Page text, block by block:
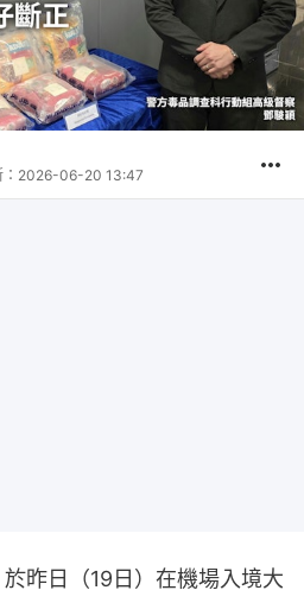
2026-06-20 13:47
昨日（19日）在機場入境大